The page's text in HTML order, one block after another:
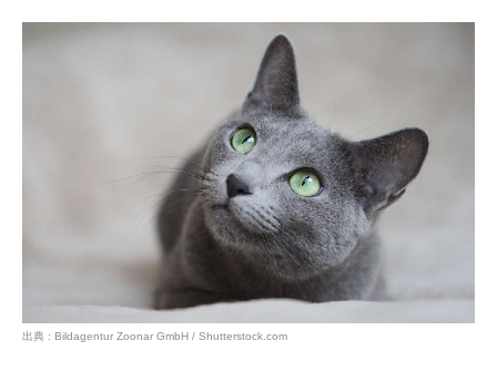
出典 : Bildagentur Zoonar GmbH / Shutterstock.com